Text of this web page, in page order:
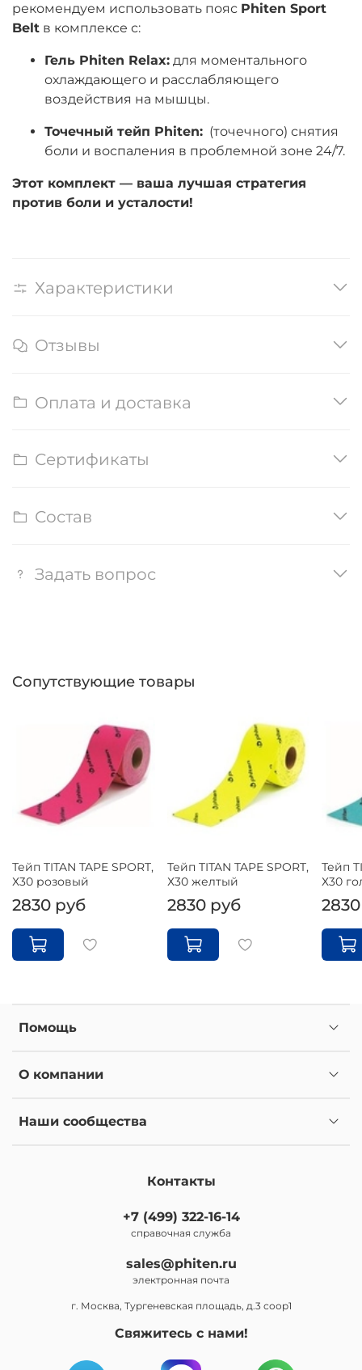
рекомендуем использовать пояс Phiten Sport
Belt в комплексе с:
Гель Phiten Relax: для моментального
охлаждающего и расслабляющего
воздействия на мышцы.
Точечный тейп Phiten: (точечного) снятия
боли и воспаления в проблемной зоне 24/7.
Этот комплект — ваша лучшая стратегия
против боли и усталости!
Характеристики
Отзывы
Оплата и доставка
Сертификаты
Состав
Задать вопрос
Сопутствующие товары
Тейп TITAN TAPE SPORT,
Х30 розовый
2830 руб
Тейп TITAN TAPE SPORT,
Х30 желтый
2830 руб
Тейп
Х30
Помощь
О компании
Наши сообщества
Контакты
+7 (499) 322-16-14
справочная служба
sales@phiten.ru
электронная почта
г. Москва, Тургеневская площадь, д.3 соор1
Свяжитесь с нами!